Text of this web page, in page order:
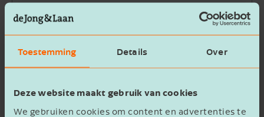
Toestemming Details Over
Deze website maakt gebruik van cookies
We gebruiken cookies om content en advertenties te
Bedrijfsnaam
Beschrijving